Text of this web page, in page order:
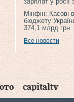
Мінфін: Касові
бюджету
374,1 млрд грн
Все новости
capitaltv